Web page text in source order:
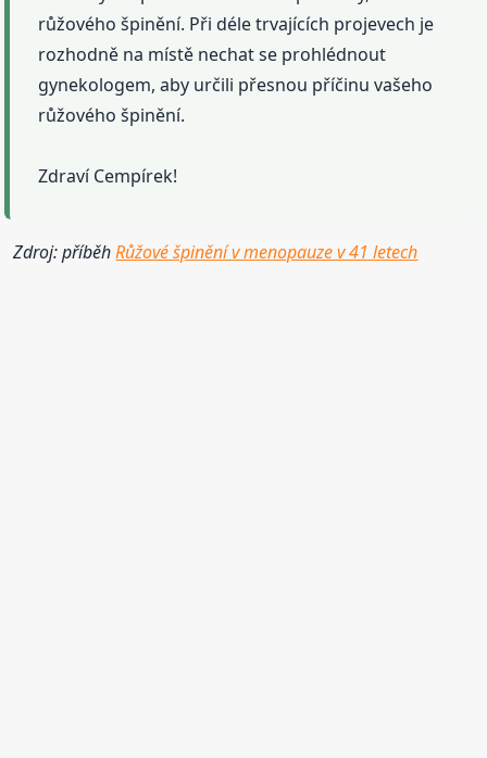
růžového špinění. Při déle trvajících projevech je
rozhodně na místě nechat se prohlédnout
gynekologem, aby určili přesnou příčinu vašeho
růžového špinění.
Zdraví Cempírek!
Zdroj: příběhRůžové špinění v menopauze v 41 letech